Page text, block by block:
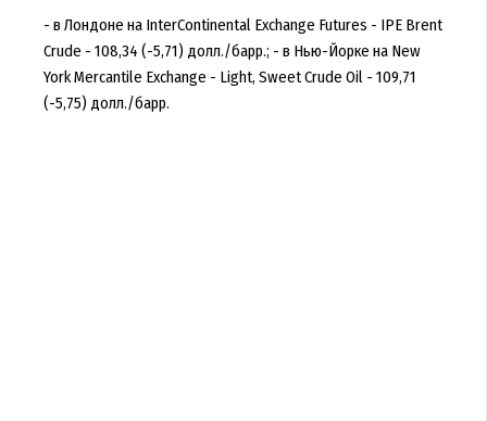
- в Лондоне на InterContinental Exchange Futures - IPE Brent
Crude - 108,34 (-5,71) долл./барр.; - в Нью-Йорке на New
York Mercantile Exchange - Light, Sweet Crude Oil - 109,71
(-5,75) долл./барр.